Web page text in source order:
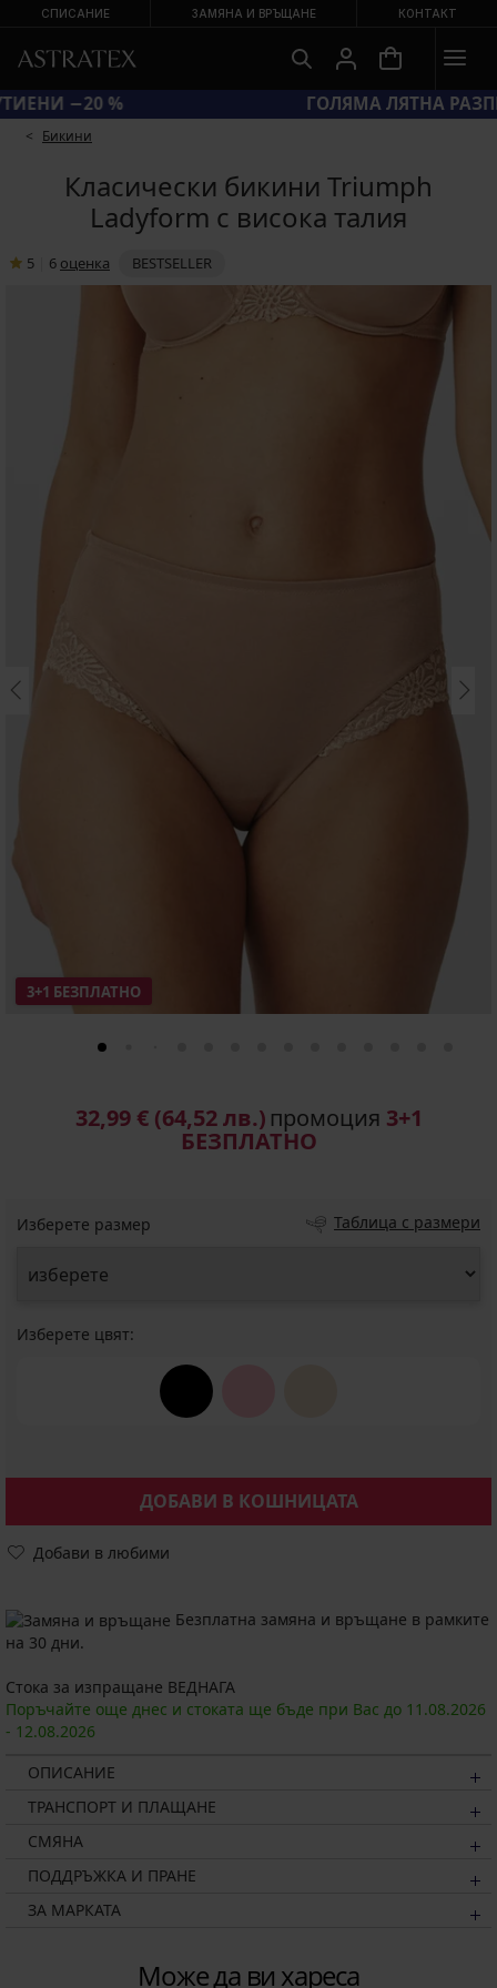
СПИСАНИЕ ЗАМЯНА И ВРЪЩАНЕ КОНТАКТ
КОД BRA20 = СУТИЕНИ −20 %
Бикини
Класически бикини Triumph
Ladyform с висока талия
5 6 oценка BESTSELLER
3+1 БЕЗПЛАТНО
32,99 € (64,52 лв.) промоция 3+1
БЕЗПЛАТНО
Изберете размер Таблица с размери
Изберете цвят:
ДОБАВИ В КОШНИЦАТА
Добави в любими
Безплатна замяна и връщане в рамките
на 30 дни.
Стока за изпращане ВЕДНАГА
Поръчайте още днес и стоката ще бъде при Вас до 11.08.2026
- 12.08.2026
ОПИСАНИЕ
ТРАНСПОРТ И ПЛАЩАНЕ
СМЯНА
ПОДДРЪЖКА И ПРАНЕ
ЗА МАРКАТА
Може да ви хареса